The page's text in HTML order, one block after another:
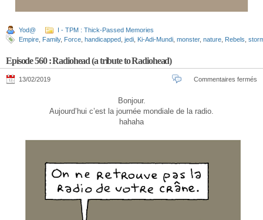
Yod@
I - TPM : Thick-Passed Memories
Empire Family, Force handicapped jedi Ki-Adi-Mundi monster, nature Rebels
Episode 560 : Radiohead (a tribute to Radiohead)
13/02/2019 Commentaires fermés
Bonjour.
Aujourd’hui c’est la journée mondiale de la radio.
hahaha